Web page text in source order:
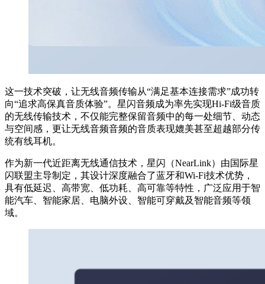
这一技术突破，让无线音频传输从“满足基本连接需求”成功转
向“追求高保真音质体验”。星闪音频成为率先实现Hi-Fi级音质
的无线传输技术，不仅能完整保留音频中的每一处细节、动态
与空间感，更让无线音频音频的音质表现媲美甚至超越部分传
统有线耳机。
作为新一代近距离无线通信技术，星闪（NearLink）由国际星
闪联盟主导制定，其设计深度融合了蓝牙和Wi-Fi技术优势，
具有低延迟、高带宽、低功耗、高可靠等特性，广泛应用于智
能汽车、智能家居、电脑外设、智能可穿戴及智能音频等领
域。